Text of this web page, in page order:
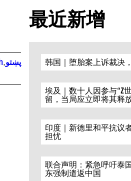
,پښتو
最近新增
韩国｜堕胎案上诉裁决
埃及｜数十人因参与“Z
留，当局应立即将其释
印度｜新德里和平抗议
担忧
联合声明：紧急呼吁泰
东强制遣返中国